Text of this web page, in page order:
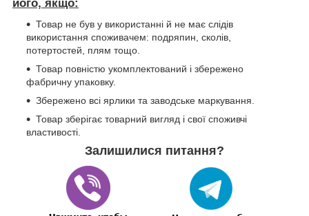
його, якщо:
Товар не був у використанні й не має слідів
використання споживачем: подряпин, сколів,
потертостей, плям тощо.
Товар повністю укомплектований і збережено
фабричну упаковку.
Збережено всі ярлики та заводське маркування.
Товар зберігає товарний вигляд і свої споживчі
властивості.
Залишилися питання?